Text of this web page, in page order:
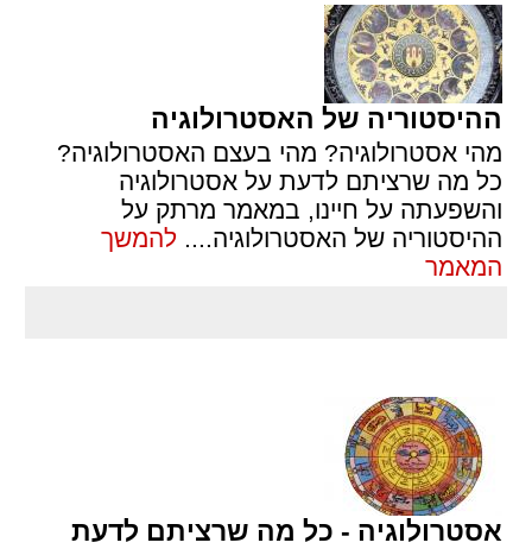
ההיסטוריה של האסטרולוגיה
מהי אסטרולוגיה? מהי בעצם האסטרולוגיה?
כל מה שרציתם לדעת על אסטרולוגיה
והשפעתה על חיינו, במאמר מרתק על
ההיסטוריה של האסטרולוגיה.... להמשך
המאמר
אסטרולוגיה - כל מה שרציתם לדעת